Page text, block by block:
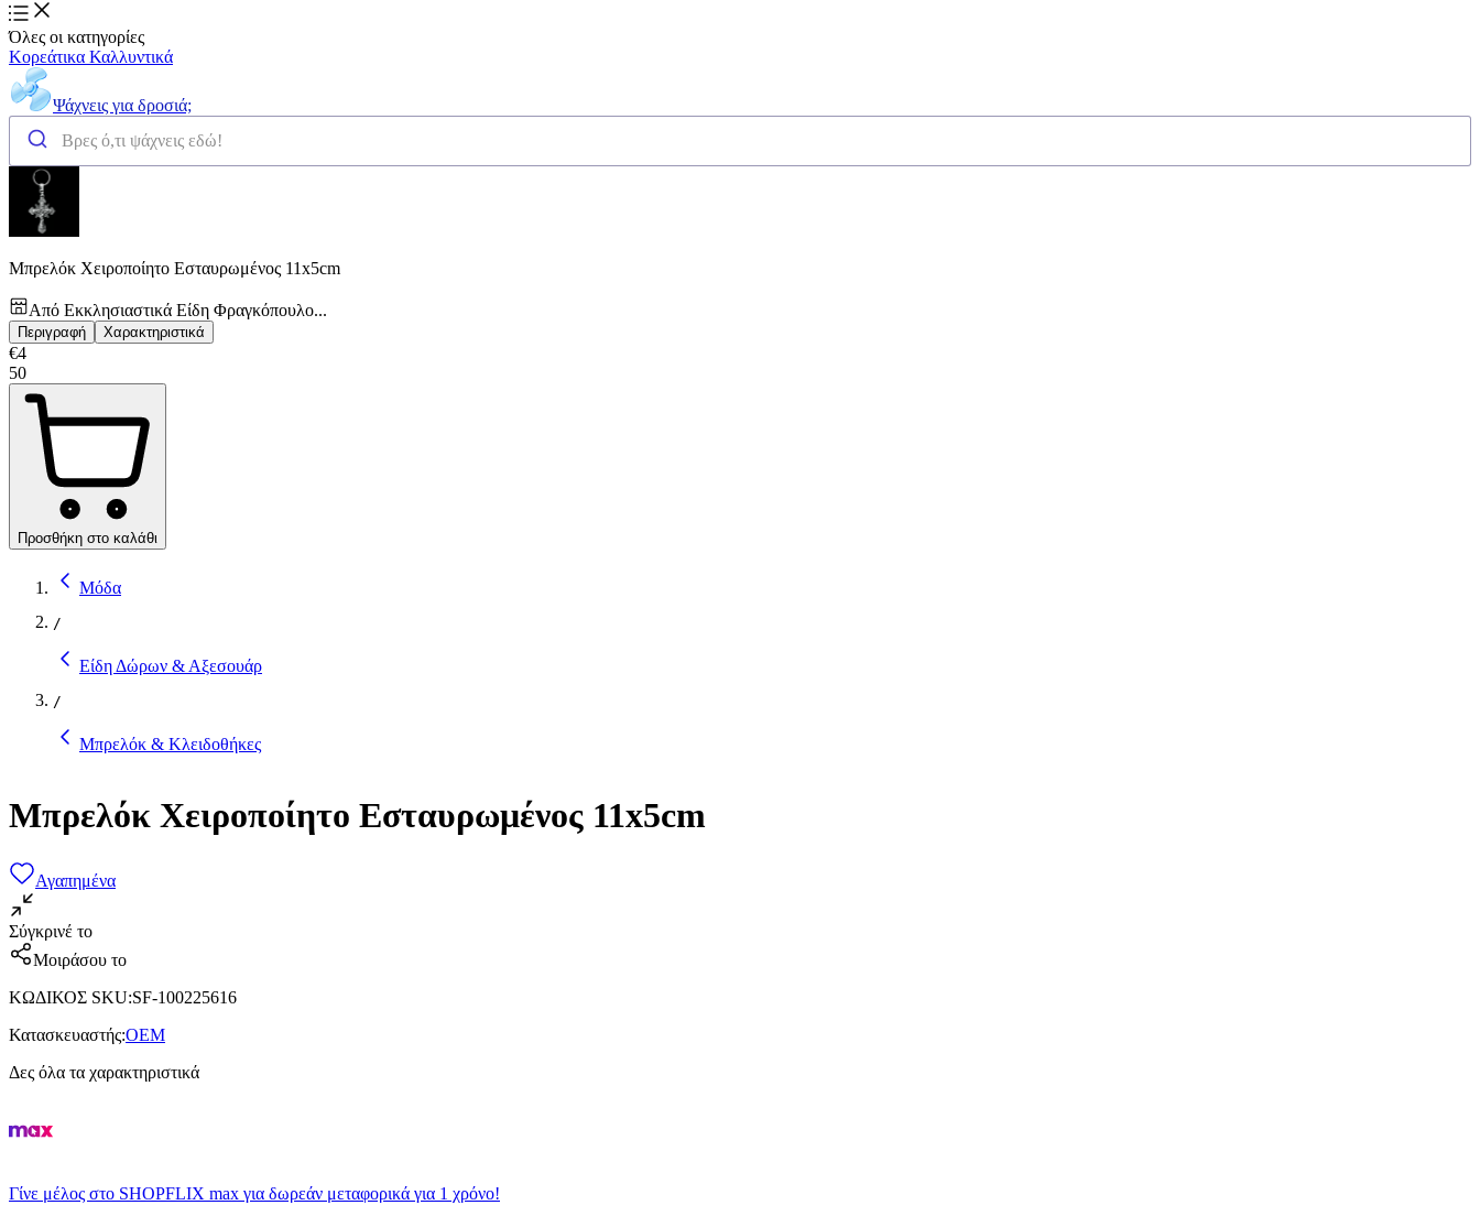
Όλες οι κατηγορίες
Κορεάτικα Καλλυντικά
Ψάχνεις για δροσιά;
Μπρελόκ Χειροποίητο Εσταυρωμένος 11x5cm
Από Εκκλησιαστικά Είδη Φραγκόπουλο...
Περιγραφή Χαρακτηριστικά
€4
50
Προσθήκη στο καλάθι
Μόδα
/
Είδη Δώρων & Αξεσουάρ
/
Μπρελόκ & Κλειδοθήκες
Μπρελόκ Χειροποίητο Εσταυρωμένος 11x5cm
Αγαπημένα
Σύγκρινέ το
Μοιράσου το
ΚΩΔΙΚΟΣ SKU:SF-100225616
Κατασκευαστής:OEM
Δες όλα τα χαρακτηριστικά
Γίνε μέλος στο SHOPFLIX max για δωρεάν μεταφορικά για 1 χρόνο!